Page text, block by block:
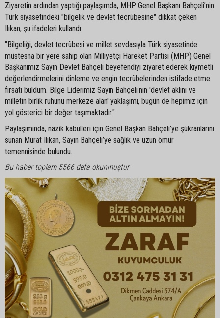
Ziyaretin ardından yaptığı paylaşımda, MHP Genel Başkanı Bahçeli’nin
Türk siyasetindeki "bilgelik ve devlet tecrübesine" dikkat çeken
Ilıkan, şu ifadeleri kullandı:
"Bilgeliği, devlet tecrübesi ve millet sevdasıyla Türk siyasetinde
müstesna bir yere sahip olan Milliyetçi Hareket Partisi (MHP) Genel
Başkanımız Sayın Devlet Bahçeli beyefendiyi ziyaret ederek kıymetli
değerlendirmelerini dinleme ve engin tecrübelerinden istifade etme
fırsatı buldum. Bilge Liderimiz Sayın Bahçeli’nin 'devlet aklını ve
milletin birlik ruhunu merkeze alan' yaklaşımı, bugün de hepimiz için
yol gösterici bir değer taşımaktadır."
Paylaşımında, nazik kabulleri için Genel Başkan Bahçeli’ye şükranlarını
sunan Murat Ilıkan, Sayın Bahçeli’ye sağlık ve uzun ömür
temennisinde bulundu.
Bu haber toplam 5566 defa okunmuştur